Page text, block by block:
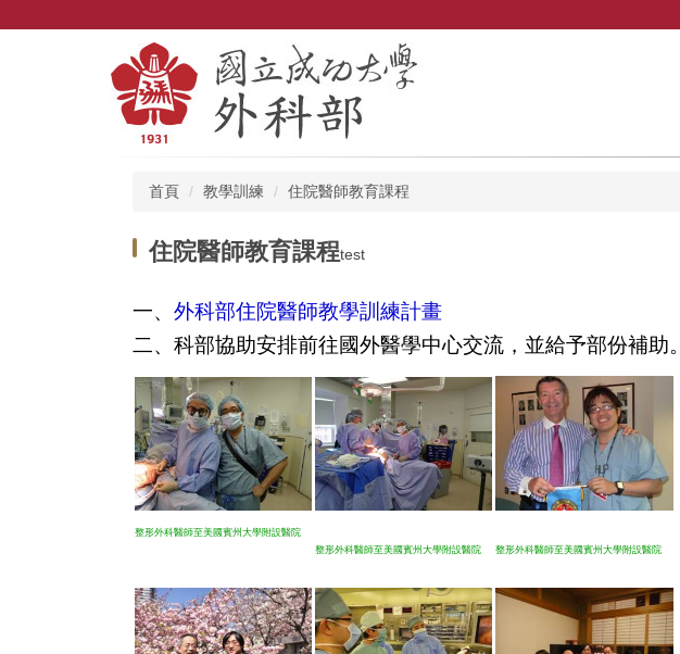
首頁 教學訓練 住院醫師教育課程
住院醫師教育課程test
一、 外科部住院醫師教學訓練計畫
二、科部協助安排前往國外醫學中心交流，並給予部份補助。
整形外科醫師至美國賓州大學附設醫院
整形外科醫師至美國賓州大學附設醫院
整形外科醫師至美國賓州大學附設醫院